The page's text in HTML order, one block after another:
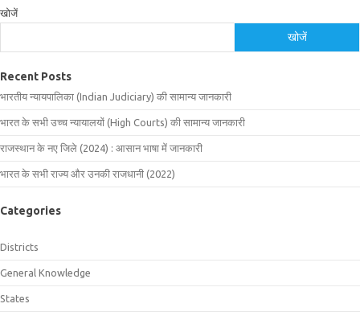
खोजें
खोजें
Recent Posts
भारतीय न्यायपालिका (Indian Judiciary) की सामान्य जानकारी
भारत के सभी उच्च न्यायालयों (High Courts) की सामान्य जानकारी
राजस्थान के नए जिले (2024) : आसान भाषा में जानकारी
भारत के सभी राज्य और उनकी राजधानी (2022)
Categories
Districts
General Knowledge
States